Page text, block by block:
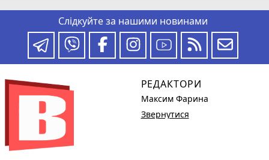
Слідкуйте за нашими новинами
РЕДАКТОРИ
Максим Фарина
Звернутися